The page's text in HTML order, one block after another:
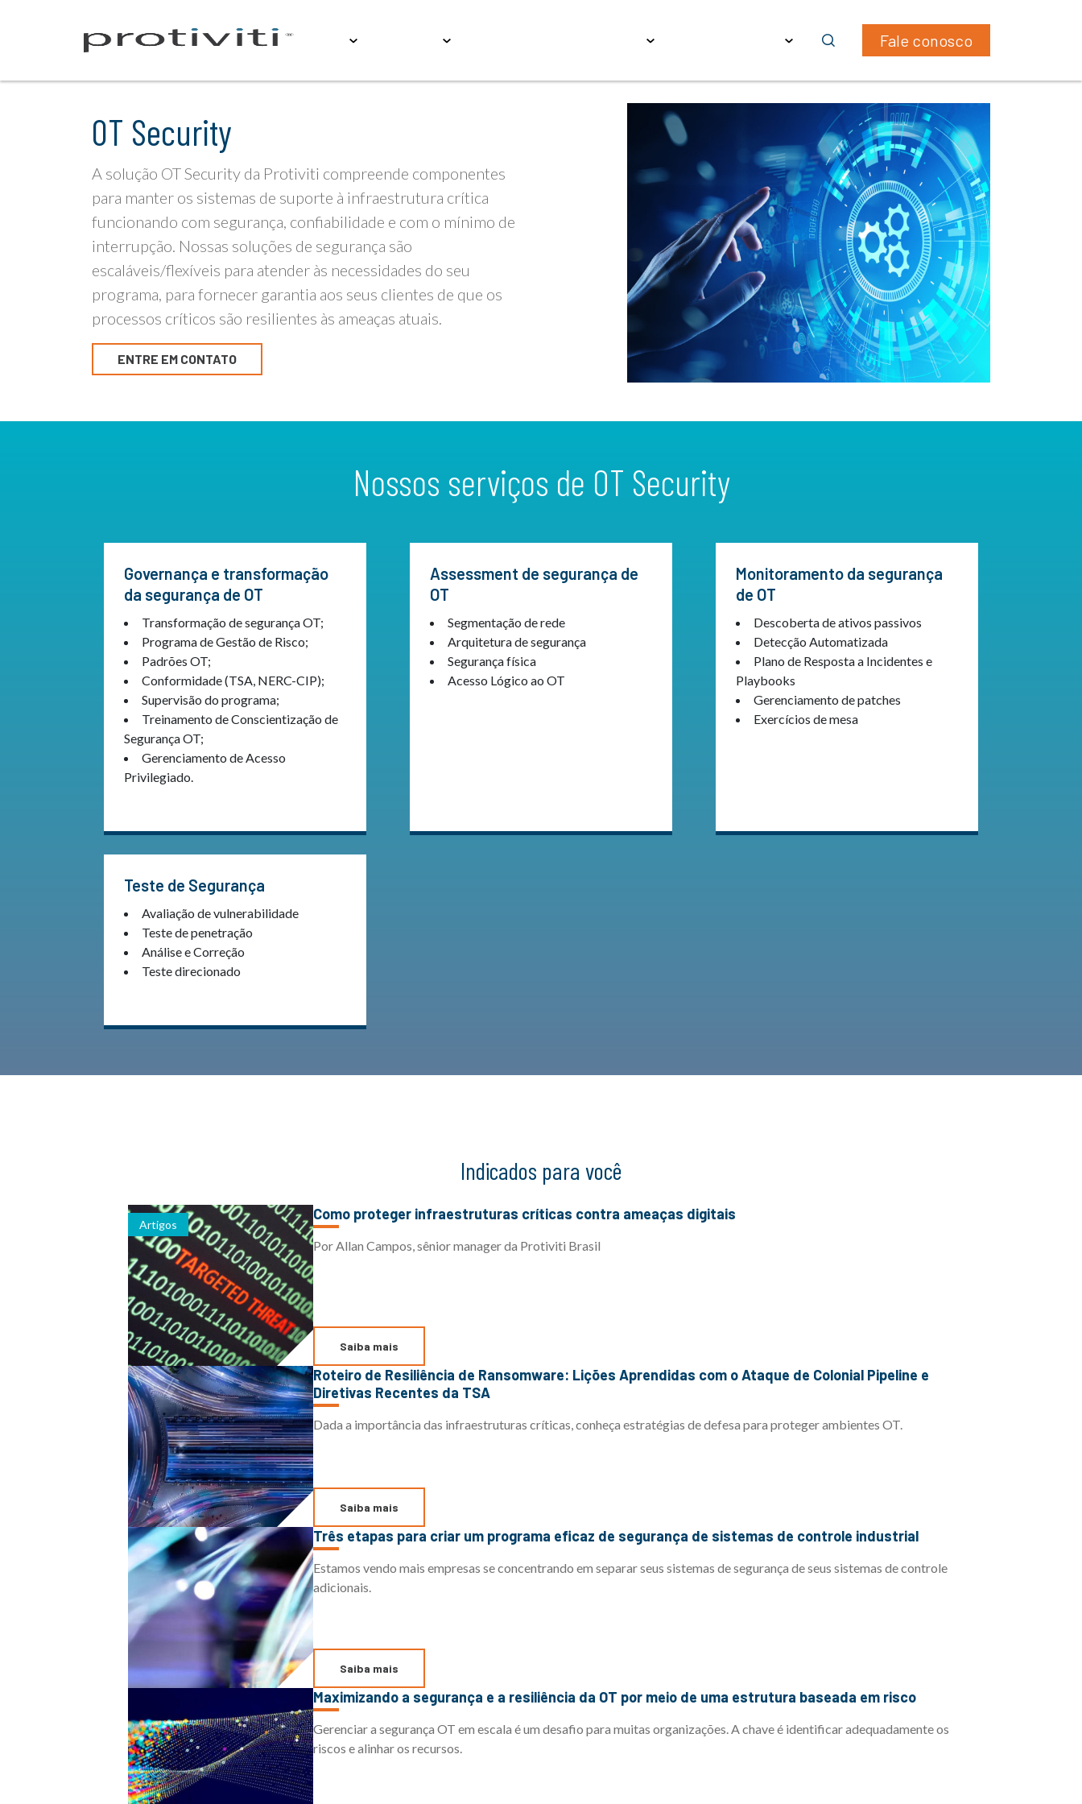
Fale conosco
OT Security
A solução OT Security da Protiviti compreende componentes
para manter os sistemas de suporte à infraestrutura crítica
funcionando com segurança, confiabilidade e com o mínimo de
interrupção. Nossas soluções de segurança são
escaláveis/flexíveis para atender às necessidades do seu
programa, para fornecer garantia aos seus clientes de que os
processos críticos são resilientes às ameaças atuais.
ENTRE EM CONTATO
Nossos serviços de OT Security
Governança e transformação
da segurança de OT
Transformação de segurança OT;
Programa de Gestão de Risco;
Padrões OT;
Conformidade (TSA, NERC-CIP);
Supervisão do programa;
Treinamento de Conscientização de
Segurança OT;
Gerenciamento de Acesso
Privilegiado.
Assessment de segurança de
OT
Segmentação de rede
Arquitetura de segurança
Segurança física
Acesso Lógico ao OT
Monitoramento da segurança
de OT
Descoberta de ativos passivos
Detecção Automatizada
Plano de Resposta a Incidentes e
Playbooks
Gerenciamento de patches
Exercícios de mesa
Teste de Segurança
Avaliação de vulnerabilidade
Teste de penetração
Análise e Correção
Teste direcionado
Indicados para você
Artigos
Como proteger infraestruturas críticas contra ameaças digitais
Por Allan Campos, sênior manager da Protiviti Brasil
Saiba mais
Roteiro de Resiliência de Ransomware: Lições Aprendidas com o Ataque de Colonial Pipeline e
Diretivas Recentes da TSA
Dada a importância das infraestruturas críticas, conheça estratégias de defesa para proteger ambientes OT.
Saiba mais
Três etapas para criar um programa eficaz de segurança de sistemas de controle industrial
Estamos vendo mais empresas se concentrando em separar seus sistemas de segurança de seus sistemas de controle
adicionais.
Saiba mais
Maximizando a segurança e a resiliência da OT por meio de uma estrutura baseada em risco
Gerenciar a segurança OT em escala é um desafio para muitas organizações. A chave é identificar adequadamente os
riscos e alinhar os recursos.